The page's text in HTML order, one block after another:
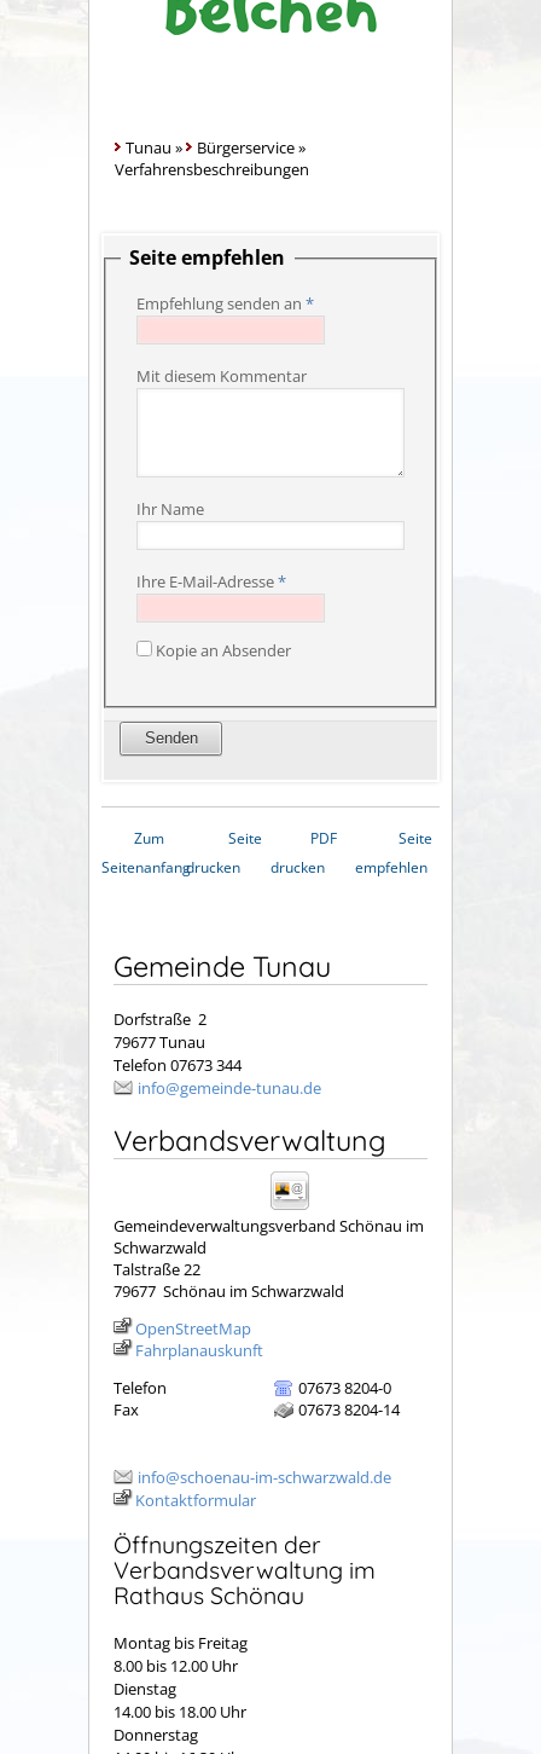
Tunau » Bürgerservice»
Verfahrensbeschreibungen
Seite empfehlen
Empfehlung senden an *
Mit diesem Kommentar
Ihr Name
Ihre E-Mail-Adresse*
Kopie an Absender
Zum
Seitenanfang
Seite
drucken
PDF
drucken
Seite
empfehlen
Gemeinde Tunau
Dorfstraße 2
79677 Tunau
Telefon 07673 344
info@gemeinde-tunau.de
Verbandsverwaltung
Gemeindeverwaltungsverband Schönau im
Schwarzwald
Talstraße 22
79677 Schönau im Schwarzwald
OpenStreetMap
Fahrplanauskunft
Telefon
07673 8204-0
Fax
07673 8204-14
info@schoenau-im-schwarzwald.de
Kontaktformular
Öffnungszeiten der
Verbandsverwaltung im
Rathaus Schönau
Montag bis Freitag
8.00 bis 12.00 Uhr
Dienstag
14.00 bis 18.00 Uhr
Donnerstag